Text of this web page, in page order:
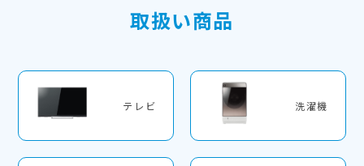
取扱い商品
テレビ 洗濯機